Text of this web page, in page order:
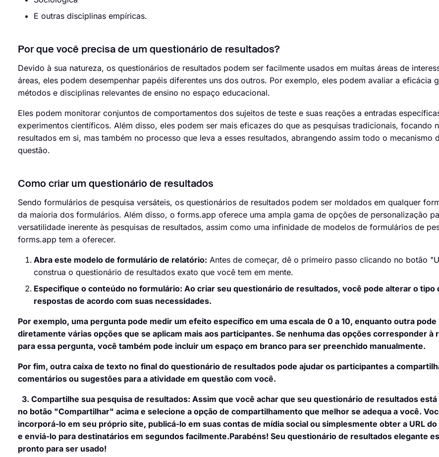
E outras disciplinas empíricas.
Por que você precisa de um questionário de resultados?
Devido à sua natureza, os questionários de resultados podem ser facilmente usados em muitas áreas de
áreas, eles podem desempenhar papéis diferentes uns dos outros. Por exemplo, eles podem avaliar a eficácia
métodos e disciplinas relevantes de ensino no espaço educacional.
Eles podem monitorar conjuntos de comportamentos dos sujeitos de teste e suas reações a entradas
experimentos científicos. Além disso, eles podem ser mais eficazes do que as pesquisas tradicionais, focando
resultados em si, mas também no processo que leva a esses resultados, abrangendo assim todo o mecanismo
questão.
Como criar um questionário de resultados
Sendo formulários de pesquisa versáteis, os questionários de resultados podem ser moldados em qualquer
da maioria dos formulários. Além disso, o forms.app oferece uma ampla gama de opções de personalização
versatilidade inerente às pesquisas de resultados, assim como uma infinidade de modelos de formulários de
forms.app tem a oferecer.
Abra este modelo de formulário de relatório: Antes de começar, dê o primeiro passo clicando no botão
construa o questionário de resultados exato que você tem em mente.
Especifique o conteúdo no formulário: Ao criar seu questionário de resultados, você pode alterar o tipo
respostas de acordo com suas necessidades.
Por exemplo, uma pergunta pode medir um efeito específico em uma escala de 0 a 10, enquanto outra
diretamente várias opções que se aplicam mais aos participantes. Se nenhuma das opções corresponder à
para essa pergunta, você também pode incluir um espaço em branco para ser preenchido manualmente.
Por fim, outra caixa de texto no final do questionário de resultados pode ajudar os participantes a
comentários ou sugestões para a atividade em questão com você.
3. Compartilhe sua pesquisa de resultados: Assim que você achar que seu questionário de resultados
no botão "Compartilhar" acima e selecione a opção de compartilhamento que melhor se adequa a você.
incorporá-lo em seu próprio site, publicá-lo em suas contas de mídia social ou simplesmente obter a URL
e enviá-lo para destinatários em segundos facilmente.Parabéns! Seu questionário de resultados elegante
pronto para ser usado!